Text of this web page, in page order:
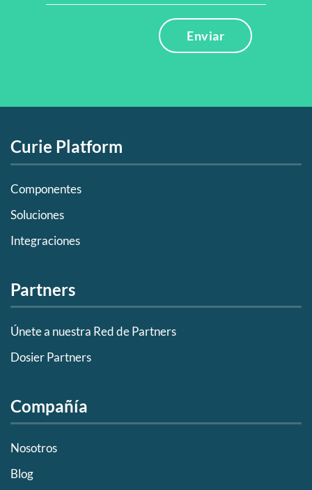
Enviar
Curie Platform
Componentes
Soluciones
Integraciones
Partners
Únete a nuestra Red de Partners
Dosier Partners
Compañía
Nosotros
Blog